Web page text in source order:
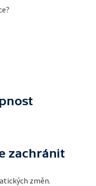
zachránit
změn.